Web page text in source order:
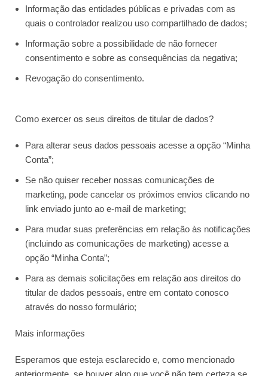
Informação das entidades públicas e privadas com as
quais o controlador realizou uso compartilhado de dados;
Informação sobre a possibilidade de não fornecer
consentimento e sobre as consequências da negativa;
Revogação do consentimento.
Como exercer os seus direitos de titular de dados?
Para alterar seus dados pessoais acesse a opção “Minha
Conta”;
Se não quiser receber nossas comunicações de
marketing, pode cancelar os próximos envios clicando no
link enviado junto ao e-mail de marketing;
Para mudar suas preferências em relação às notificações
(incluindo as comunicações de marketing) acesse a
opção “Minha Conta”;
Para as demais solicitações em relação aos direitos do
titular de dados pessoais, entre em contato conosco
através do nosso formulário;
Mais informações
Esperamos que esteja esclarecido e, como mencionado